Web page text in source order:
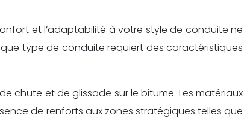
et l’adaptabilité à votre style de conduite ne
type de conduite requiert des caractéristiques
chute et de glissade sur le bitume. Les matériaux
de renforts aux zones stratégiques telles que